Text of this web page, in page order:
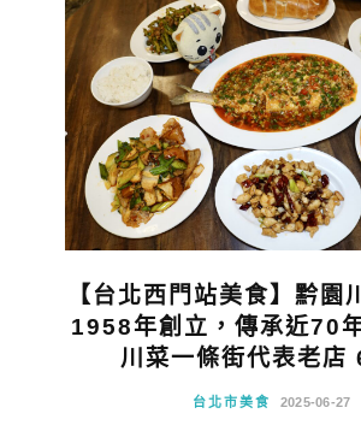
【台北西門站美食】黔園
1958年創立，傳承近70
川菜一條街代表老店
台北市美食 2025-06-27